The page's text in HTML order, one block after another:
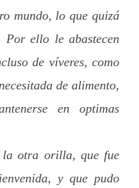
mundo, lo que quizá
Por ello le abastecen
de víveres, como
de alimento,
en optimas
la otra orilla, que fue
y que pudo